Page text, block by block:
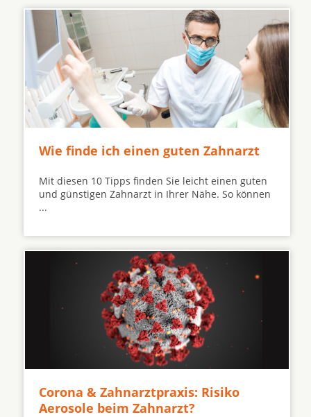
Wie finde ich einen guten Zahnarzt
Mit diesen 10 Tipps finden Sie leicht einen guten
und günstigen Zahnarzt in Ihrer Nähe. So können
...
Corona & Zahnarztpraxis: Risiko
Aerosole beim Zahnarzt?